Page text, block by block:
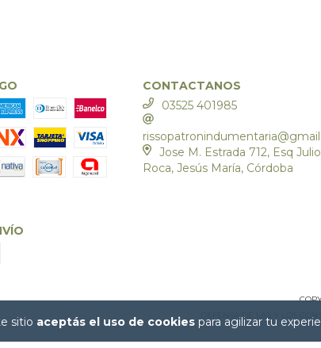
sitio aceptás el uso de cookies para agilizar tu
CONTACTANOS
03525 401985
Jose M. Estrada 712, Esq
Roca, Jesús María, Córdoba